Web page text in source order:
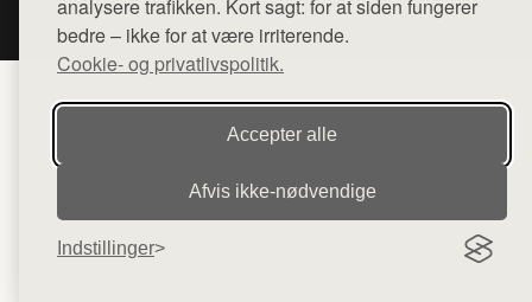
analysere trafikken. Kort sagt: for at siden fungerer
bedre – ikke for at være irriterende.
Cookie- og privatlivspolitik.
Accepter alle
Afvis ikke‑nødvendige
Indstillinger
© 2026 copenhagenartrun.dk. Alle rettigheder forbeholdes.